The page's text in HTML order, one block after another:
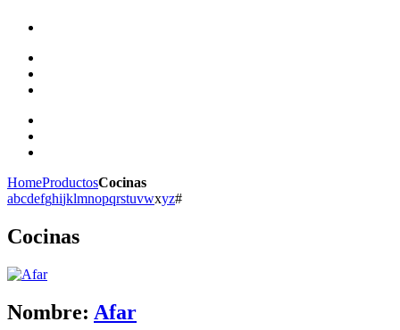
HomeProductosCocinas
abcdefghijklmnopqrstuvwxyz#
Cocinas
Nombre: Afar